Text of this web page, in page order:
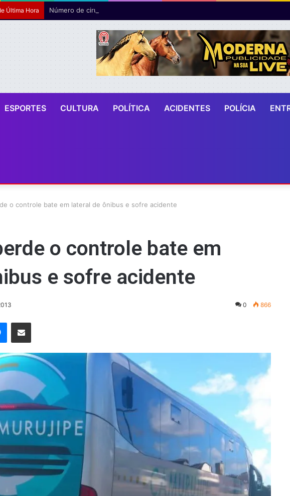
Última Hora Número de cirurgias plásticas mamárias realizadas pelo SUS cresce 54% em
ESPORTES CULTURA POLÍTICA ACIDENTES POLÍCIA
o controle bate em lateral de ônibus e sofre acidente
o controle bate em
e sofre acidente
0 866
Messenger
Compartilhar via e-mail